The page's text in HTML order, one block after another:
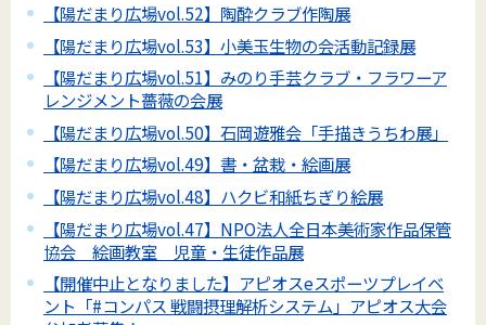
【陽だまり広場vol.52】陶酔クラブ作陶展
【陽だまり広場vol.53】小美玉生物の会活動記録展
【陽だまり広場vol.51】みのり手芸クラブ・フラワーア
レンジメント薔薇の会展
【陽だまり広場vol.50】石岡遊雅会「手描きうちわ展」
【陽だまり広場vol.49】書・盆栽・絵画展
【陽だまり広場vol.48】ハクビ和紙ちぎり絵展
【陽だまり広場vol.47】NPO法人全日本美術家作品保管
協会 絵画教室 児童・生徒作品展
【開催中止となりました】アピオスeスポーツプレイベ
ント「#コンパス 戦闘摂理解析システム」アピオス大会